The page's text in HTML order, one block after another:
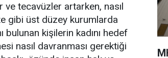
ve tecavüzler artarken, nasıl
gibi üst düzey kurumlarda
bulunan kişilerin kadını hedef
nasıl davranması gerektiği